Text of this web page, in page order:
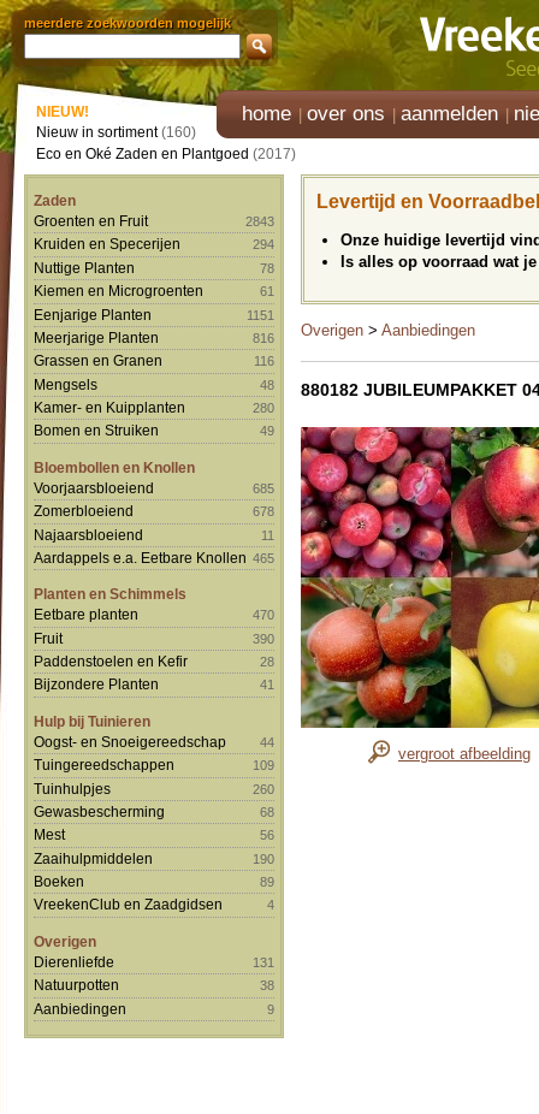
meerdere zoekwoorden mogelijk
home over ons aanmelden
NIEUW!
Nieuw in sortiment(160)
Eco en Oké Zaden en Plantgoed (2017)
Zaden
Groenten en Fruit
2843
Kruiden en Specerijen 294
Nuttige Planten 78
Kiemen en Microgroenten 61
Eenjarige Planten 1151
Meerjarige Planten 816
Grassen en Granen 116
Mengsels 48
Kamer- en Kuipplanten 280
Bomen en Struiken 49
Bloembollen en Knollen
Voorjaarsbloeiend
685
Zomerbloeiend 678
Najaarsbloeiend 11
Aardappels e.a. Eetbare Knollen 465
Planten en Schimmels
Eetbare planten
470
Fruit 390
Paddenstoelen en Kefir 28
Bijzondere Planten 41
Hulp bij Tuinieren
Oogst- en Snoeigereedschap
44
Tuingereedschappen 109
Tuinhulpjes 260
Gewasbescherming 68
Mest 56
Zaaihulpmiddelen 190
Boeken 89
VreekenClub en Zaadgidsen 4
Overigen
Dierenliefde
131
Natuurpotten 38
Aanbiedingen 9
Levertijd en
Onze huidige levertijd
Is alles op voorraad wat
Overigen > Aanbiedingen
880182 JUBILEUMPAKKET
vergroot afbeelding